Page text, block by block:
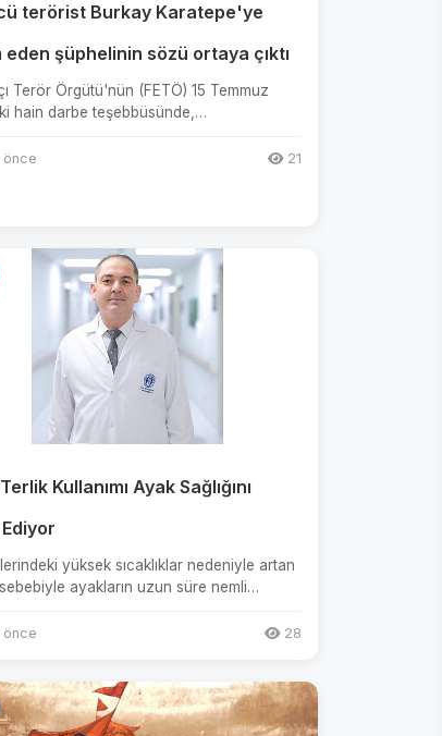
terörist Burkay Karatepe'ye
eden şüphelinin sözü ortaya çıktı
Terör Örgütü'nün (FETÖ) 15 Temmuz
hain darbe teşebbüsünde,
önce 21
Kullanımı Ayak Sağlığını
yüksek sıcaklıklar nedeniyle artan
ayakların uzun süre nemli
önce 28